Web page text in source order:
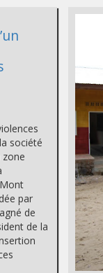
société
par
de
de la